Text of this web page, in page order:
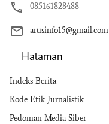
085161828488
arusinfo15@gmail.com
Halaman
Indeks Berita
Kode Etik Jurnalistik
Pedoman Media Siber